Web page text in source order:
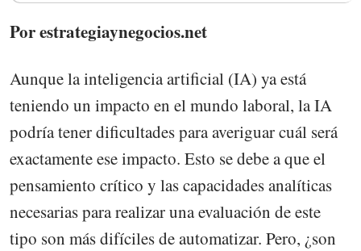
Por estrategiaynegocios.net
Aunque la inteligencia artificial (IA) ya está
teniendo un impacto en el mundo laboral, la IA
podría tener dificultades para averiguar cuál será
exactamente ese impacto. Esto se debe a que el
pensamiento crítico y las capacidades analíticas
necesarias para realizar una evaluación de este
tipo son más difíciles de automatizar. Pero, ¿son